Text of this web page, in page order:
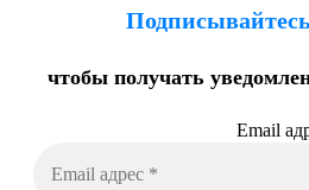
чтобы получать
Email